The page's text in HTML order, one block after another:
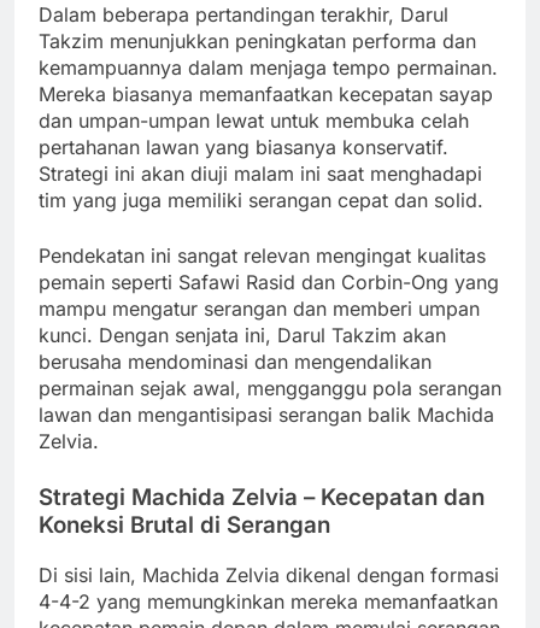
Dalam beberapa pertandingan terakhir, Darul
Takzim menunjukkan peningkatan performa dan
kemampuannya dalam menjaga tempo permainan.
Mereka biasanya memanfaatkan kecepatan sayap
dan umpan-umpan lewat untuk membuka celah
pertahanan lawan yang biasanya konservatif.
Strategi ini akan diuji malam ini saat menghadapi
tim yang juga memiliki serangan cepat dan solid.
Pendekatan ini sangat relevan mengingat kualitas
pemain seperti Safawi Rasid dan Corbin-Ong yang
mampu mengatur serangan dan memberi umpan
kunci. Dengan senjata ini, Darul Takzim akan
berusaha mendominasi dan mengendalikan
permainan sejak awal, mengganggu pola serangan
lawan dan mengantisipasi serangan balik Machida
Zelvia.
Strategi Machida Zelvia – Kecepatan dan
Koneksi Brutal di Serangan
Di sisi lain, Machida Zelvia dikenal dengan formasi
4-4-2 yang memungkinkan mereka memanfaatkan